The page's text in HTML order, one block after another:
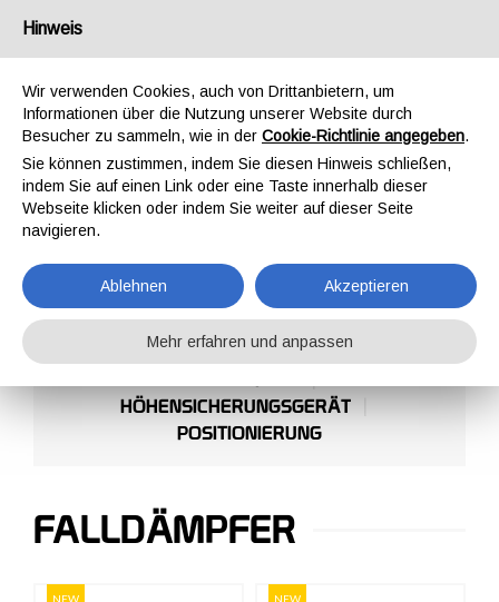
PROFESSIONAL HÖHENSICHERUNGSGERÄT/POSITIONIERUNG
HÖHENSICHERUNGSGERÄT
POSITIONIERUNG
FALLDÄMPFER
NEW NEW
Hinweis
Wir verwenden Cookies, auch von Drittanbietern, um
Informationen über die Nutzung unserer Website durch
Besucher zu sammeln, wie in der Cookie-Richtlinie angegeben.
Sie können zustimmen, indem Sie diesen Hinweis schließen,
indem Sie auf einen Link oder eine Taste innerhalb dieser
Webseite klicken oder indem Sie weiter auf dieser Seite
navigieren.
Ablehnen Akzeptieren
Mehr erfahren und anpassen